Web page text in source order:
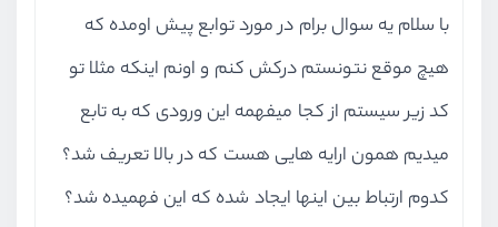
با سلام یه سوال برام در مورد توابع پیش اومده که
هیچ موقع نتونستم درکش کنم و اونم اینکه مثلا تو
کد زیر سیستم از کجا میفهمه این ورودی که به تابع
میدیم همون ارایه هایی هست که در بالا تعریف شد؟
کدوم ارتباط بین اینها ایجاد شده که این فهمیده شد؟